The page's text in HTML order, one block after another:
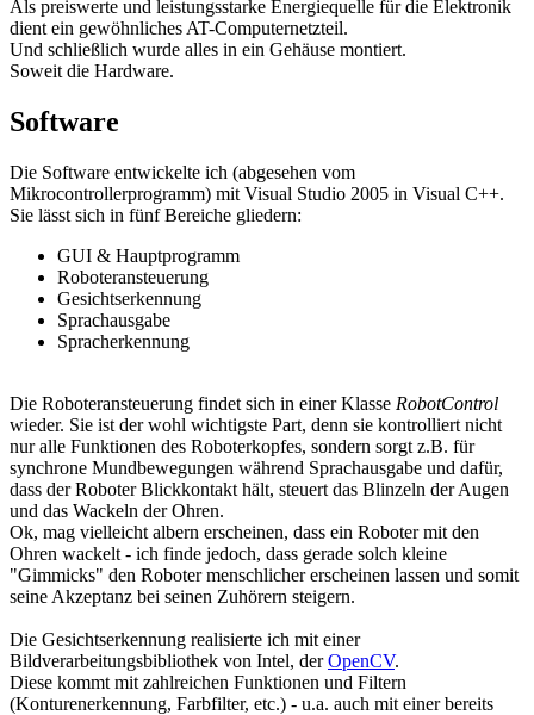
Als preiswerte und leistungsstarke Energiequelle für die Elektronik
dient ein gewöhnliches AT-Computernetzteil.
Und schließlich wurde alles in ein Gehäuse montiert.
Soweit die Hardware.
Software
Die Software entwickelte ich (abgesehen vom
Mikrocontrollerprogramm) mit Visual Studio 2005 in Visual C++.
Sie lässt sich in fünf Bereiche gliedern:
GUI & Hauptprogramm
Roboteransteuerung
Gesichtserkennung
Sprachausgabe
Spracherkennung
Die Roboteransteuerung findet sich in einer Klasse RobotControl
wieder. Sie ist der wohl wichtigste Part, denn sie kontrolliert nicht
nur alle Funktionen des Roboterkopfes, sondern sorgt z.B. für
synchrone Mundbewegungen während Sprachausgabe und dafür,
dass der Roboter Blickkontakt hält, steuert das Blinzeln der Augen
und das Wackeln der Ohren.
Ok, mag vielleicht albern erscheinen, dass ein Roboter mit den
Ohren wackelt - ich finde jedoch, dass gerade solch kleine
"Gimmicks" den Roboter menschlicher erscheinen lassen und somit
seine Akzeptanz bei seinen Zuhörern steigern.
Die Gesichtserkennung realisierte ich mit einer
Bildverarbeitungsbibliothek von Intel, derOpenCV.
Diese kommt mit zahlreichen Funktionen und Filtern
(Konturenerkennung, Farbfilter, etc.) - u.a. auch mit einer bereits